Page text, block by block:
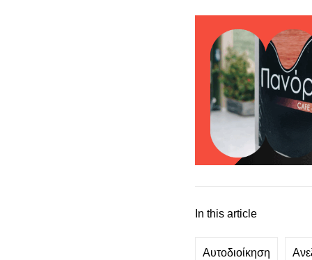
In this article
Αυτοδιοίκηση